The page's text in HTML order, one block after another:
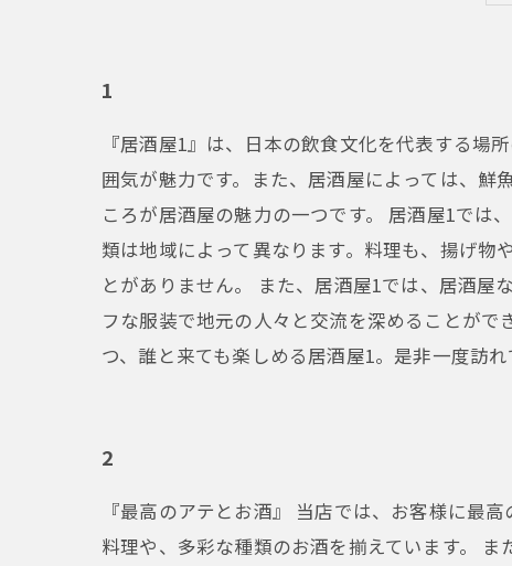
1
『居酒屋1』は、日本の飲食文化を代表する場
囲気が魅力です。また、居酒屋によっては、鮮
ころが居酒屋の魅力の一つです。 居酒屋1では
類は地域によって異なります。料理も、揚げ物
とがありません。 また、居酒屋1では、居酒屋
フな服装で地元の人々と交流を深めることが
つ、誰と来ても楽しめる居酒屋1。是非一度訪
2
『最高のアテとお酒』 当店では、お客様に最
料理や、多彩な種類のお酒を揃えています。